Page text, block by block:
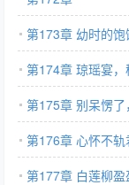
第173章 幼时的
第174章 琼瑶宴
第175章 别呆愣
第176章 心怀不
第177章 白莲柳盈